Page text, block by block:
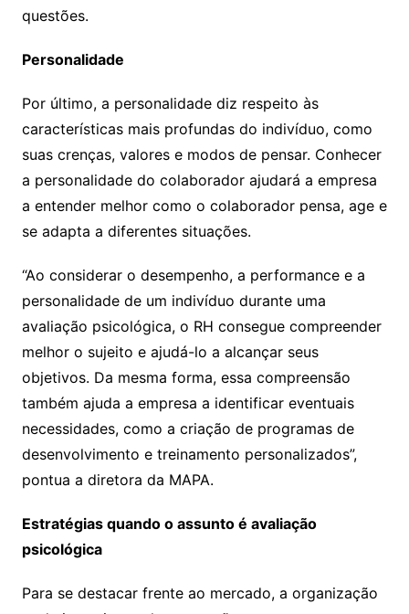
questões.
Personalidade
Por último, a personalidade diz respeito às
características mais profundas do indivíduo, como
suas crenças, valores e modos de pensar. Conhecer
a personalidade do colaborador ajudará a empresa
a entender melhor como o colaborador pensa, age e
se adapta a diferentes situações.
“Ao considerar o desempenho, a performance e a
personalidade de um indivíduo durante uma
avaliação psicológica, o RH consegue compreender
melhor o sujeito e ajudá-lo a alcançar seus
objetivos. Da mesma forma, essa compreensão
também ajuda a empresa a identificar eventuais
necessidades, como a criação de programas de
desenvolvimento e treinamento personalizados”,
pontua a diretora da MAPA.
Estratégias quando o assunto é avaliação
psicológica
Para se destacar frente ao mercado, a organização